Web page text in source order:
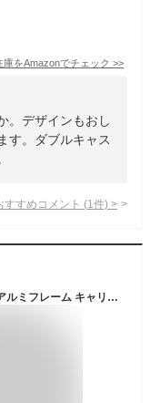
庫をAmazonでチェック >>
。デザインもおし
す。ダブルキャス
すすめコメント (1 件) >
[レジェンドウォーカー] スーツケース 耐衝撃 アルミフレーム キャリーケース Mサイズ 静音ダブルキャスター TSAロック キャリーバッグ 出張 旅行（3～5泊/4.5kg/ 51L/ブリリアントホワイト） 5509-57